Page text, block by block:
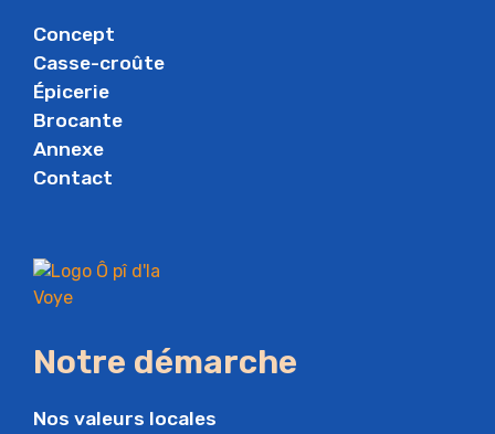
Concept
Casse-croûte
Épicerie
Brocante
Annexe
Contact
Notre démarche
Nos valeurs locales